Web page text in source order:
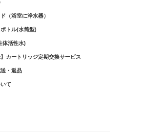
（浴室に浄水器）
トル(水筒型)
体活性水)
】カートリッジ定期交換サービス
・返品
て